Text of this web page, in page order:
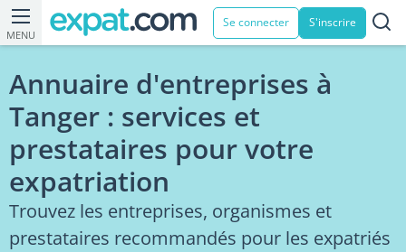
MENU
Se connecter S'inscrire
Annuaire d'entreprises à
Tanger : services et
prestataires pour votre
expatriation
Trouvez les entreprises, organismes et
prestataires recommandés pour les expatriés